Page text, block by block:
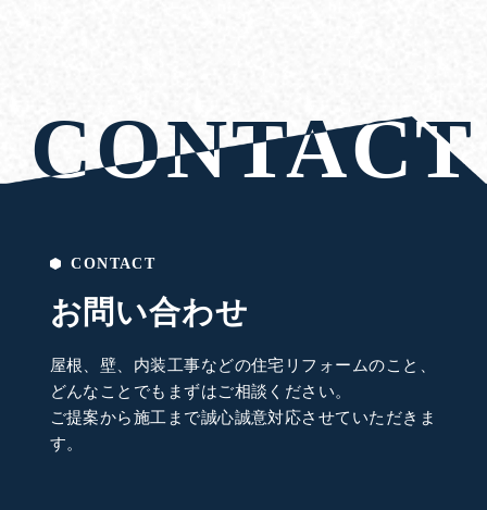
CONTACT
CONTACT
CONTACT
お問い合わせ
屋根、壁、内装工事などの住宅リフォームのこと、
どんなことでもまずはご相談ください。
ご提案から施工まで誠心誠意対応させていただきま
す。